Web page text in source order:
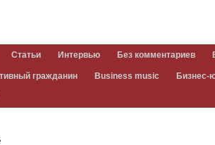
Статьи Интервью Без комментариев
гражданин Business music Бизнес-